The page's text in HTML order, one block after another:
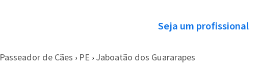
Seja um profissional
Passeador de Cães › PE › Jaboatão dos Guararapes